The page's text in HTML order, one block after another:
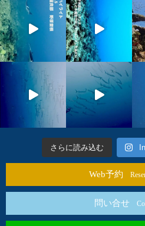
さらに読み込む
Web予約
問い合せ